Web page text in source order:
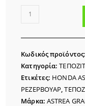
ΤΕΠΟΖΙΤΟ
ASTREA
GRAND
100
ποσότητα
Κωδικός
Κατηγορία:
Ετικέτες: HONDA
ΡΕΖΕΡΒΟΥΑΡ,
Μάρκα: ASTREA